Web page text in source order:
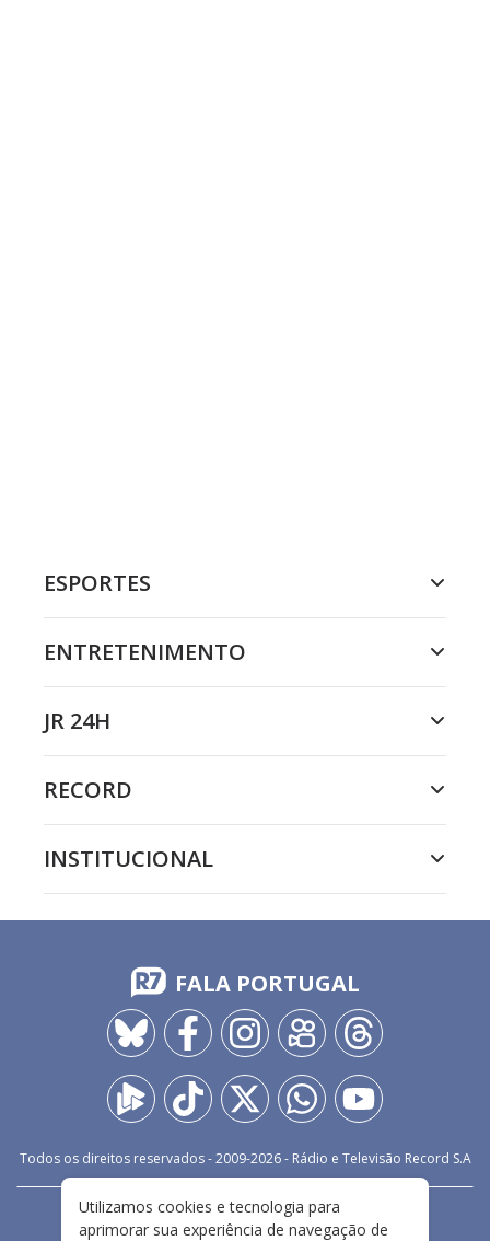
ESPORTES
ENTRETENIMENTO
JR 24H
RECORD
INSTITUCIONAL
FALA PORTUGAL
Todos os direitos reservados - 2009-2026- Rádio e Televisão Record S.A
FALE CONOSCO
PRIVACIDADE
Utilizamos cookies e tecnologia para
aprimorar sua experiência de navegação de